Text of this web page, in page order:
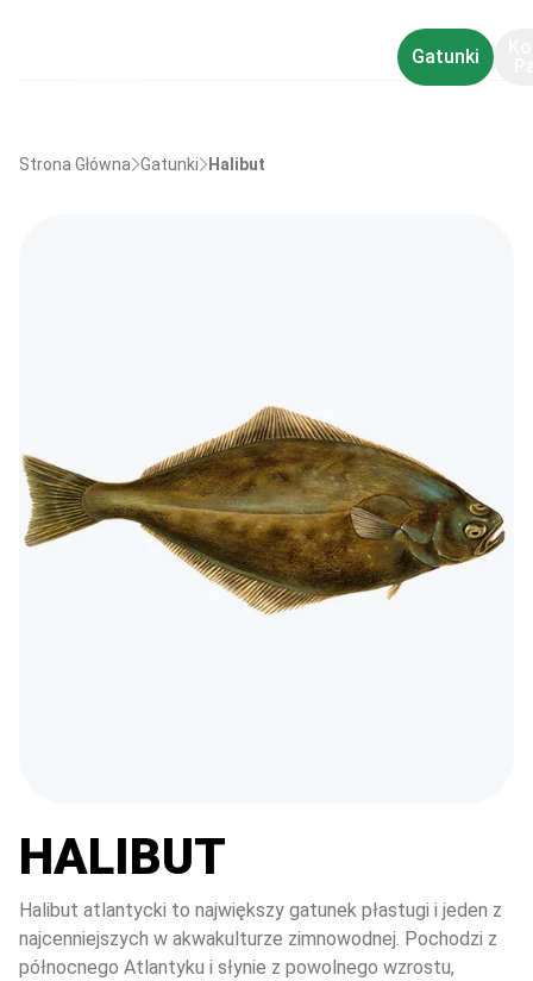
Gatunki
Strona Główna Gatunki Halibut
HALIBUT
Halibut atlantycki to największy gatunek płastugi i jeden z
najcenniejszych w akwakulturze zimnowodnej. Pochodzi z
północnego Atlantyku i słynie z powolnego wzrostu,